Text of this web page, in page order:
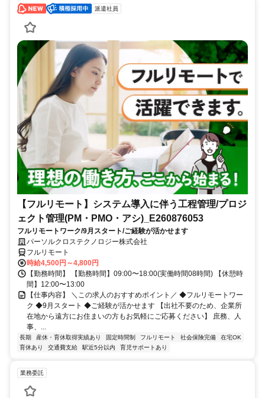
派遣社員
【フルリモート】システム導入に伴う工程管理/プロジ
ェクト管理(PM・PMO・アシ)_E260876053
フルリモートワーク/9月スタート/ご経験が活かせます
パーソルクロステクノロジー株式会社
フルリモート
時給4,500円～4,800円
【勤務時間】 【勤務時間】09:00〜18:00(実働時間08時間) 【休憩時
間】12:00〜13:00
【仕事内容】 ＼この求人のおすすめポイント／ ◆フルリモートワー
ク ◆9月スタート ◆ご経験が活かせます 【出社不要のため、企業所
在地から遠方にお住まいの方もお気軽にご応募ください】 庶務、人
事、...
長期 産休・育休取得実績あり 固定時間制 フルリモート 社会保険完備
在宅OK
育休あり
交通費支給 駅近5分以内 育児サポートあり
業務委託